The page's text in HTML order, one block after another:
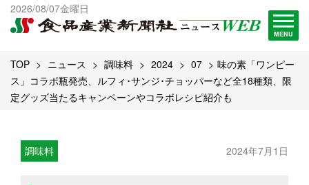
2026/08/07金曜日
MENU
出版物一覧へ
試読・購読申し込み
TOP ニュース 調味料 2024 07
味の素「ワンピー
ス」コラボ瓶発売、ルフィ･サンジ･チョッパーなど全18種類、限
定グッズ当たるキャンペーンやコラボレシピ紹介も
調味料 2024年7月1日